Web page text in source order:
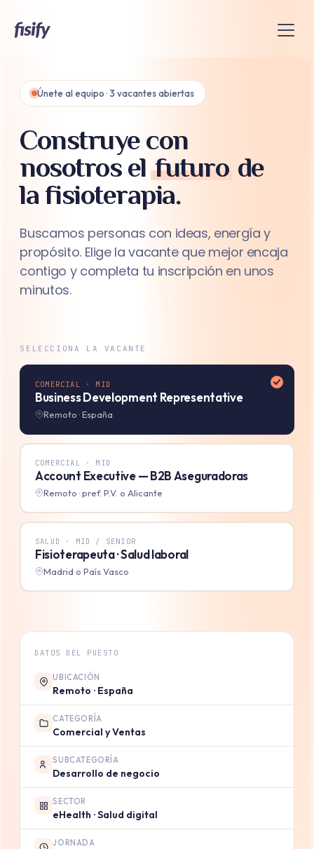
Únete al equipo · 3 vacantes abiertas
Construye con
nosotros elfuturo de
la fisioterapia.
Buscamos personas con ideas, energía y
propósito. Elige la vacante que mejor encaja
contigo y completa tu inscripción en unos
minutos.
SELECCIONA LA VACANTE
COMERCIAL · MID
Business Development Representative
Remoto · España
COMERCIAL · MID
Account Executive — B2B Aseguradoras
Remoto · pref. P.V. o Alicante
SALUD · MID / SENIOR
Fisioterapeuta · Salud laboral
Madrid o País Vasco
DATOS DEL PUESTO
UBICACIÓN
Remoto · España
CATEGORÍA
Comercial y Ventas
SUBCATEGORÍA
Desarrollo de negocio
SECTOR
eHealth · Salud digital
JORNADA